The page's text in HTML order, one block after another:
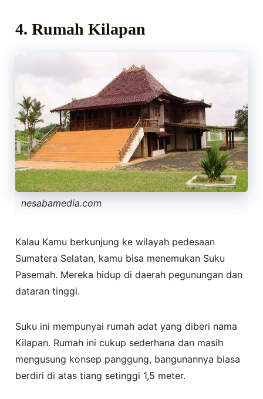
4. Rumah Kilapan
nesabamedia.com
Kalau Kamu berkunjung ke wilayah pedesaan
Sumatera Selatan, kamu bisa menemukan Suku
Pasemah. Mereka hidup di daerah pegunungan dan
dataran tinggi.
Suku ini mempunyai rumah adat yang diberi nama
Kilapan. Rumah ini cukup sederhana dan masih
mengusung konsep panggung, bangunannya biasa
berdiri di atas tiang setinggi 1,5 meter.